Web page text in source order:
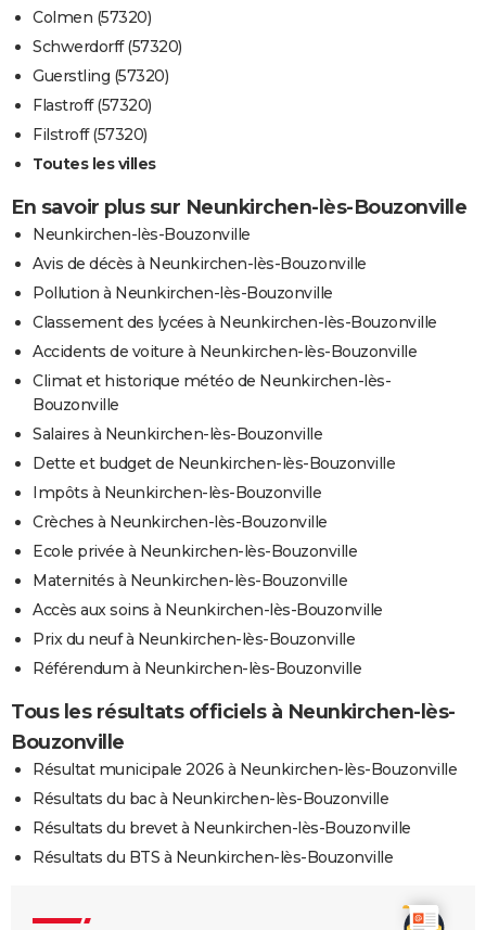
Colmen (57320)
Schwerdorff (57320)
Guerstling (57320)
Flastroff (57320)
Filstroff (57320)
Toutes les villes
En savoir plus sur Neunkirchen-lès-Bouzonville
Neunkirchen-lès-Bouzonville
Avis de décès à Neunkirchen-lès-Bouzonville
Pollution à Neunkirchen-lès-Bouzonville
Classement des lycées à Neunkirchen-lès-Bouzonville
Accidents de voiture à Neunkirchen-lès-Bouzonville
Climat et historique météo de Neunkirchen-lès-
Bouzonville
Salaires à Neunkirchen-lès-Bouzonville
Dette et budget de Neunkirchen-lès-Bouzonville
Impôts à Neunkirchen-lès-Bouzonville
Crèches à Neunkirchen-lès-Bouzonville
Ecole privée à Neunkirchen-lès-Bouzonville
Maternités à Neunkirchen-lès-Bouzonville
Accès aux soins à Neunkirchen-lès-Bouzonville
Prix du neuf à Neunkirchen-lès-Bouzonville
Référendum à Neunkirchen-lès-Bouzonville
Tous les résultats officiels à Neunkirchen-lès-
Bouzonville
Résultat municipale 2026 à Neunkirchen-lès-Bouzonville
Résultats du bac à Neunkirchen-lès-Bouzonville
Résultats du brevet à Neunkirchen-lès-Bouzonville
Résultats du BTS à Neunkirchen-lès-Bouzonville